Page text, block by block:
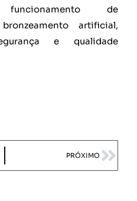
de
artificial,
e qualidade
PRÓXIMO